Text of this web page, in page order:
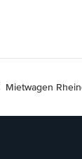
Mietwagen